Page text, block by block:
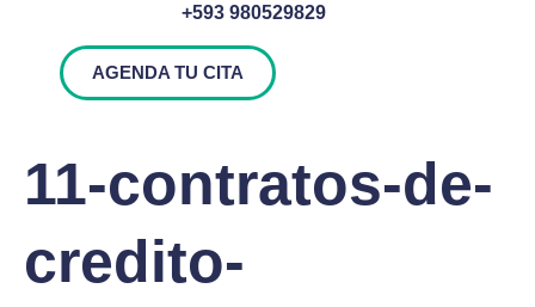
+593 980529829
AGENDA TU CITA
11-contratos-de-
credito-